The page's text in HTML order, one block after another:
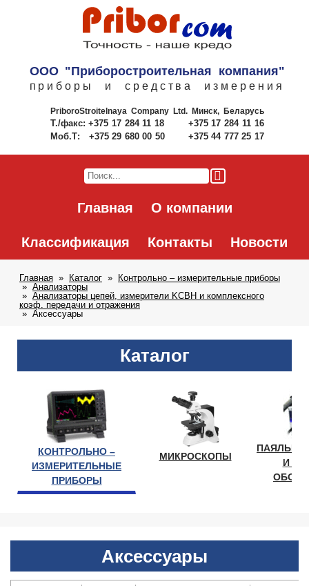
ООО "Приборостроительная компания"
приборы и средства измерения
PriboroStroitelnaya Company Ltd.Минск, Беларусь
Т./факс: +375 17 284 11 18
+375 17 284 11 16
Моб.Т:
+375 29 680 00 50 +375 44 777 25 17
Главная О компании
Классификация Контакты Новости
Главная Каталог
Контрольно – измерительные приборы
Анализаторы
Анализаторы цепей, измерители KCBH и комплексного
коэф. передачи и отражения
Аксессуары
Каталог
КОНТРОЛЬНО –
ИЗМЕРИТЕЛЬНЫЕ
ПРИБОРЫ
МИКРОСКОПЫ
И
Аксессуары